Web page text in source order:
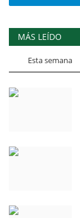
MÁS LEÍDO
Esta semana